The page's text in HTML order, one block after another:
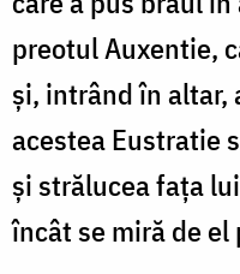
preotul Auxentie,
şi, intrând în altar,
acestea Eustratie
şi strălucea faţa
încât se miră de